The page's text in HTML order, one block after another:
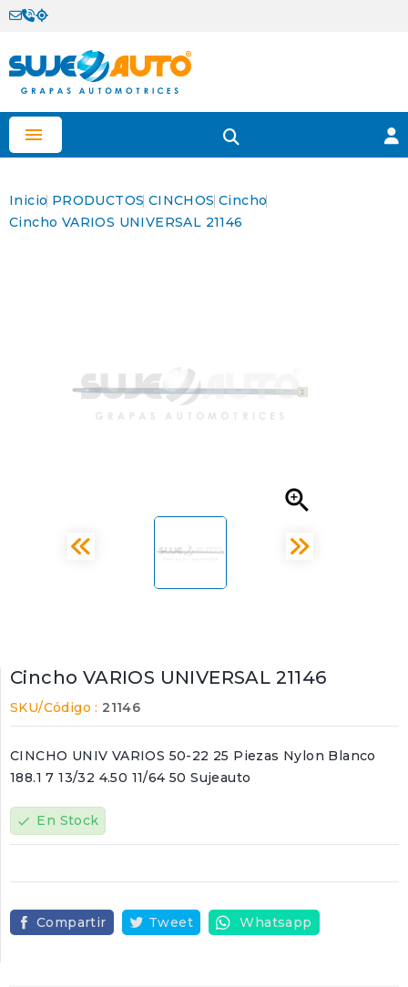

Inicio PRODUCTOS CINCHOS Cincho
Cincho VARIOS UNIVERSAL 21146

Cincho VARIOS UNIVERSAL 21146
SKU/Código : 21146
CINCHO UNIV VARIOS 50-22 25 Piezas Nylon Blanco
188.1 7 13/32 4.50 11/64 50 Sujeauto
check En Stock
Compartir Tweet Whatsapp